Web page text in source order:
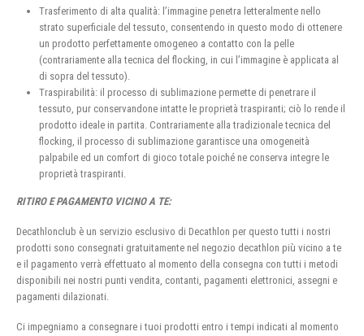
Trasferimento di alta qualità: l’immagine penetra letteralmente nello
strato superficiale del tessuto, consentendo in questo modo di ottenere
un prodotto perfettamente omogeneo a contatto con la pelle
(contrariamente alla tecnica del flocking, in cui l’immagine è applicata al
di sopra del tessuto).
Traspirabilità: il processo di sublimazione permette di penetrare il
tessuto, pur conservandone intatte le proprietà traspiranti; ciò lo rende il
prodotto ideale in partita. Contrariamente alla tradizionale tecnica del
flocking, il processo di sublimazione garantisce una omogeneità
palpabile ed un comfort di gioco totale poiché ne conserva integre le
proprietà traspiranti.
RITIRO E PAGAMENTO VICINO A TE:
Decathlonclub è un servizio esclusivo di Decathlon per questo tutti i nostri
prodotti sono consegnati gratuitamente nel negozio decathlon più vicino a te
e il pagamento verrà effettuato al momento della consegna con tutti i metodi
disponibili nei nostri punti vendita, contanti, pagamenti elettronici, assegni e
pagamenti dilazionati.
Ci impegniamo a consegnare i tuoi prodotti entro i tempi indicati al momento